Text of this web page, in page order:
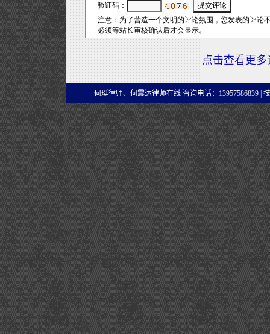
点击查看更多
何珽律师、何震达律师在线 咨询电话：13957586839 |